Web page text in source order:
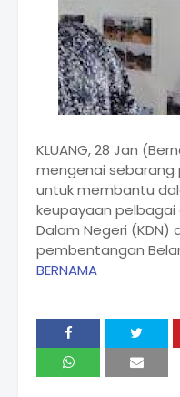
KLUANG, 28 Jan
mengenai
untuk membantu
keupayaan
Dalam Negeri (KDN)
pembentangan
BERNAMA